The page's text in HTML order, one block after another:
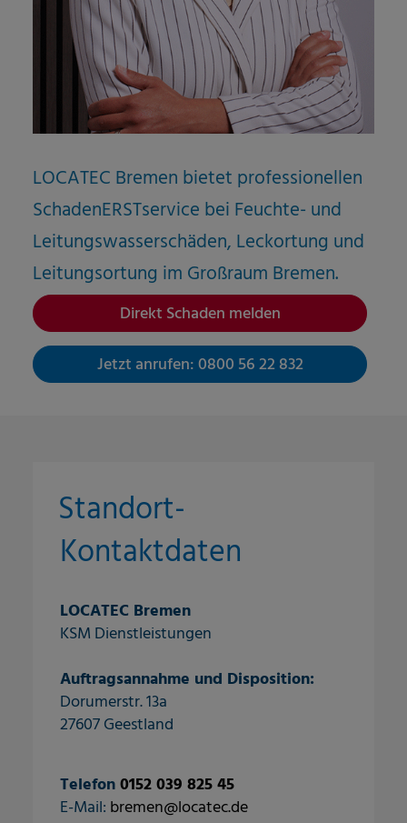
LOCATEC Bremen bietet professionellen
SchadenERSTservice bei Feuchte- und
Leitungswasserschäden, Leckortung und
Leitungsortung im Großraum Bremen.
Direkt Schaden melden
Jetzt anrufen: 0800 56 22 832
Standort-
Kontaktdaten
LOCATEC Bremen
KSM Dienstleistungen
Auftragsannahme und Disposition:
Dorumerstr. 13a
27607 Geestland
Telefon0152 039 825 45
E-Mail: bremen@locatec.de